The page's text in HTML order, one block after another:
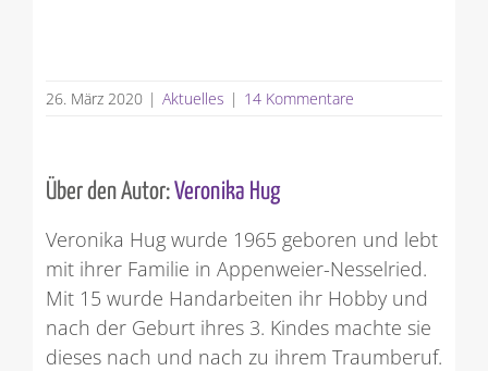
26. März 2020 | Aktuelles | 14 Kommentare
Über den Autor:Veronika Hug
Veronika Hug wurde 1965 geboren und lebt
mit ihrer Familie in Appenweier-Nesselried.
Mit 15 wurde Handarbeiten ihr Hobby und
nach der Geburt ihres 3. Kindes machte sie
dieses nach und nach zu ihrem Traumberuf.